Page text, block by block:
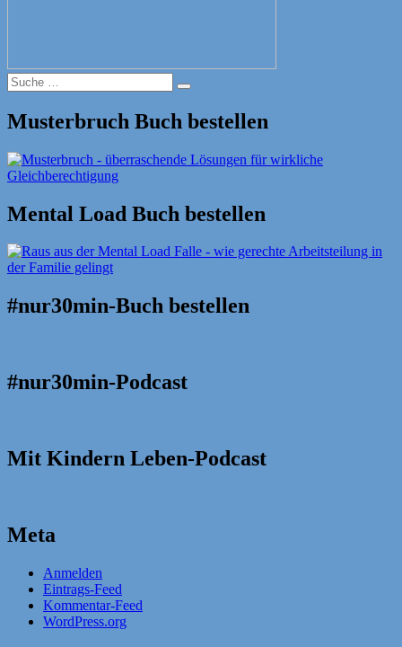
Suche
nach:
Suche
Musterbruch Buch bestellen
Mental Load Buch bestellen
#nur30min-Buch bestellen
#nur30min-Podcast
Mit Kindern Leben-Podcast
Meta
Anmelden
Eintrags-Feed
Kommentar-Feed
WordPress.org